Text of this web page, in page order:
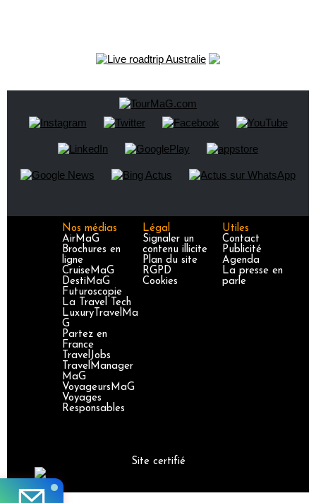
Nos médias
AirMaG
Brochures en
ligne
CruiseMaG
DestiMaG
Futuroscopie
La Travel Tech
LuxuryTravelMa
G
Partez en
France
TravelJobs
TravelManager
MaG
VoyageursMaG
Voyages
Responsables
Légal
Signaler un
contenu illicite
Plan du site
RGPD
Cookies
Utiles
Contact
Publicité
Agenda
La presse en
parle
Site certifié